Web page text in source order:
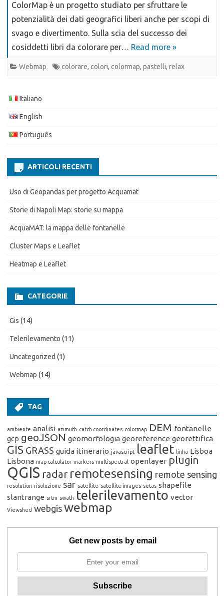
ColorMap è un progetto studiato per sfruttare le
potenzialità dei dati geografici liberi anche per scopi di
svago e divertimento. Sulla scia del successo dei
cosiddetti libri da colorare per… Read more »
Webmap colorare, colori, colormap, pastelli, relax
Italiano
English
Português
ARTICOLI RECENTI
Uso di Geopandas per progetto Acquamat
Storie di Napoli Map: storie su mappa
AcquaMAT: la mappa delle fontanelle
Cluster Maps e Leaflet
Heatmap e Leaflet
CATEGORIE
Gis (14)
Telerilevamento (11)
Uncategorized (1)
Webmap (14)
TAG
ambiente analisi azimuth catch coordinates colormap DEM fontanelle
gcp geoJSON geomorfologia georeference georettifica
GIS GRASS guida itinerario javascript leaflet linha Lisboa
Lisbona map calculator markers multispectral openlayer plugin
QGIS radar remotesensing remote sensing
resolution risoluzione sar satellite satellite images setas shapefile
slantrange srtm swath telerilevamento vector
Viewshed webgis webmap
Get new posts by email